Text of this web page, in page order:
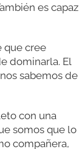
es capaz
que cree
dominarla. El
sabemos de
con una
somos que lo
compañera,